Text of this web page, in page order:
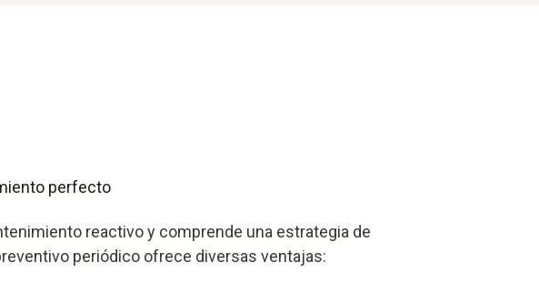
perfecto
reactivo y comprende una estrategia de
periódico ofrece diversas ventajas: